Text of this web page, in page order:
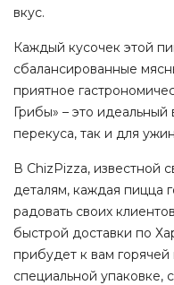
вкус.
Каждый кусочек этой
сбалансированные
приятное
Грибы» – это
перекуса, так и для
В ChizPizza, известной
деталям, каждая пицца
радовать своих
быстрой доставки по
прибудет к вам
специальной упаковке,